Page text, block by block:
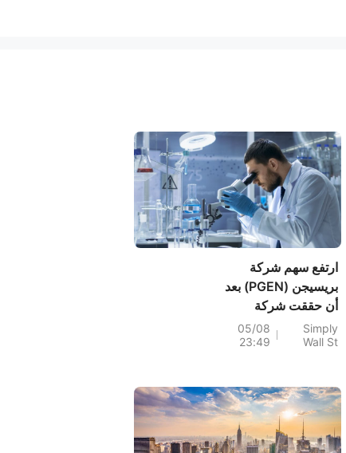
ارتفع سهم شركة
بريسيجن (PGEN) بعد
أن حققت شركة
بابزيموس أول ربح
صافٍ لها
Simply
Wall St
05/08
23:49